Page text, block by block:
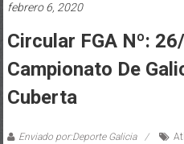
febrero 6, 2020
Circular FGA Nº:
Campionato De
Cuberta
Enviado por:Deporte Galicia